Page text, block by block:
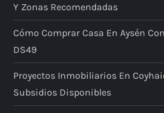
Y Zonas Recomendadas
Cómo Comprar Casa En Aysén
DS49
Proyectos Inmobiliarios En
Subsidios Disponibles